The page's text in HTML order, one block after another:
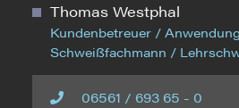
Thomas Westphal
Kundenbetreuer /
Schweißfachmann /
06561 / 693 65 - 0